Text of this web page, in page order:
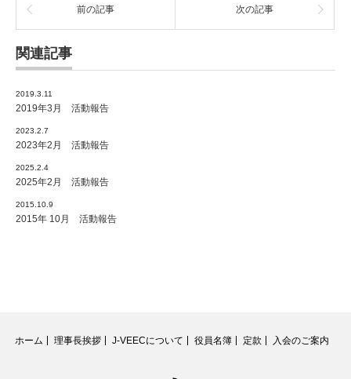
前の記事 次の記事
関連記事
2019.3.11
2019年3月 活動報告
2023.2.7
2023年2月 活動報告
2025.2.4
2025年2月 活動報告
2015.10.9
2015年 10月 活動報告
ホーム 理事長挨拶 J-VEECについて 役員名簿 定款 入会のご案内